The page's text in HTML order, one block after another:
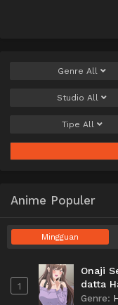
Genre All
Studio All
Tipe All
Anime Populer
Mingguan
1
Onaji
datta
Genre: